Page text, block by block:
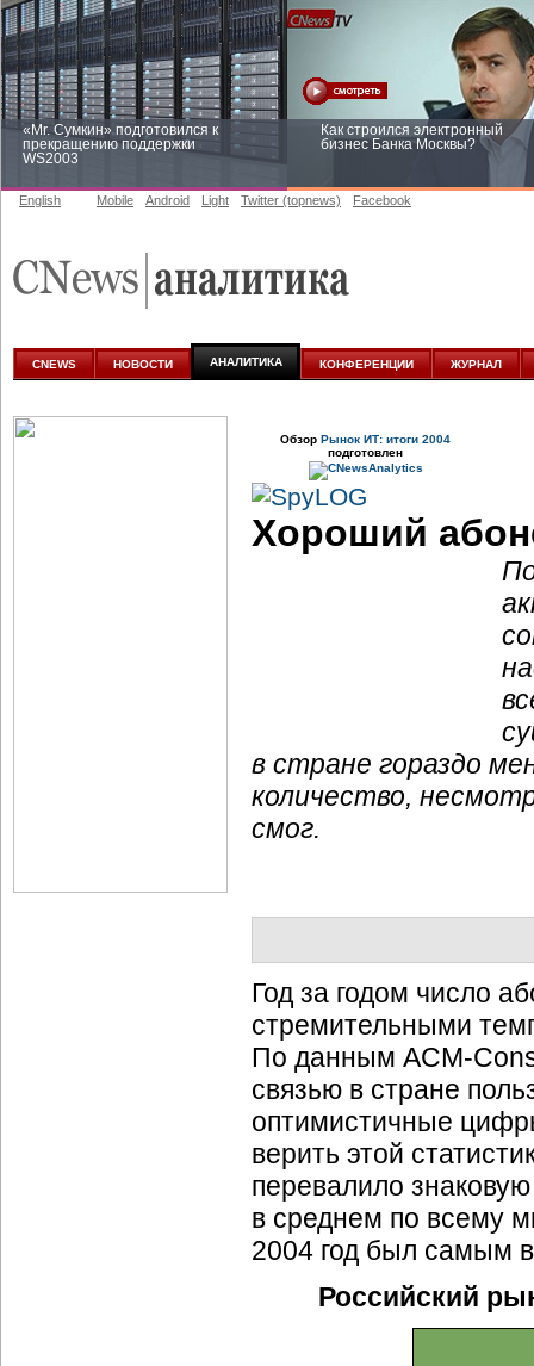
«Mr. Сумкин» подготовился к
прекращению поддержки
WS2003
Как строился электронный
бизнес Банка Москвы?
аналитике
English Mobile Android Light Twitter (topnews) Facebook
CNEWS НОВОСТИ АНАЛИТИКА КОНФЕРЕНЦИИ ЖУРНАЛ
Обзор Рынок ИТ: итоги 2004
подготовлен
Хороший
в стране гораздо
количество,
смог.
Год за годом число
стремительными
По данным ACM-
связью в стране
оптимистичные
верить этой
перевалило
в среднем по всему
2004 год был самым
Российский